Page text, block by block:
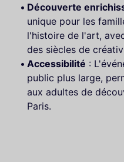
Découverte
unique pour les
l'histoire de l'art,
des siècles de
Accessibilité :
public plus large,
aux adultes de
Paris.